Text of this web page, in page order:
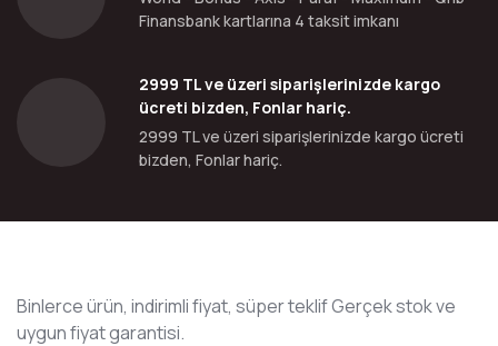
Finansbank kartlarına 4 taksit imkanı
2999 TL ve üzeri siparişlerinizde kargo
ücreti bizden, Fonlar hariç.
2999 TL ve üzeri siparişlerinizde kargo ücreti
bizden, Fonlar hariç.
Binlerce ürün, indirimli fiyat, süper teklif Gerçek stok ve
uygun fiyat garantisi.